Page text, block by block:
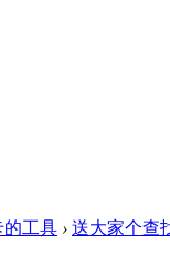
的工具 › 送大家个查